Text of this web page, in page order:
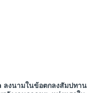
ลงนามในข้อตกลงสัมปทาน